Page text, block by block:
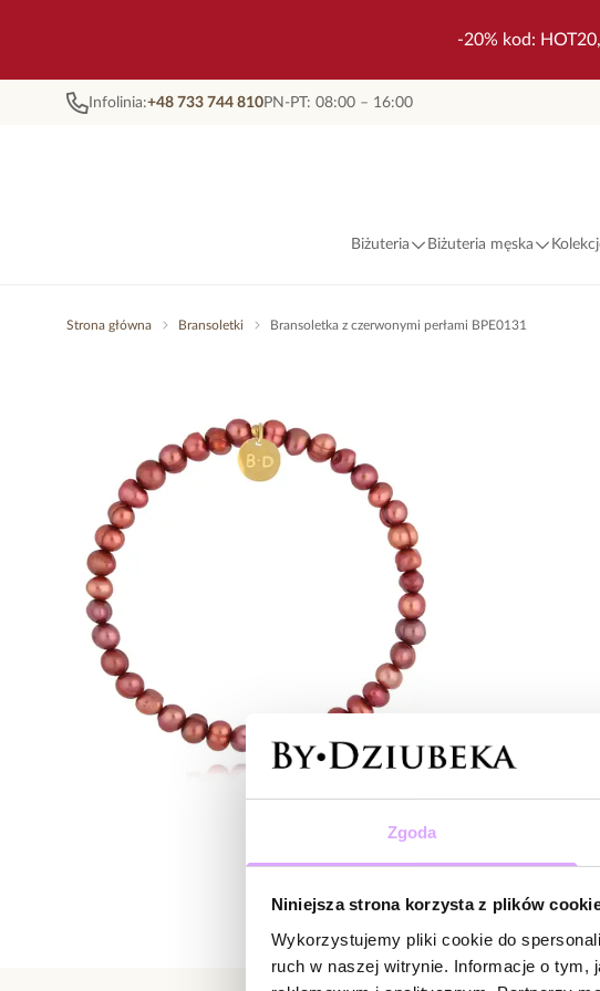
Zgoda
Niniejsza strona korzysta z plików
Wykorzystujemy pliki cookie do
ruch w naszej witrynie. Informacje o tym,
-20% kod:
Infolinia:+48 733 744 810PN-PT: 08:00 – 16:00
Biżuteria Biżuteria męska
Strona główna Bransoletki Bransoletka z czerwonymi perłami BPE0131